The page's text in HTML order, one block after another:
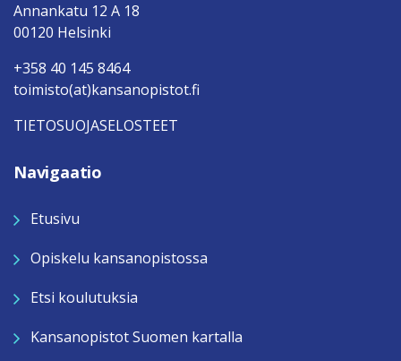
Annankatu 12 A 18
00120 Helsinki
+358 40 145 8464
toimisto(at)kansanopistot.fi
TIETOSUOJASELOSTEET
Navigaatio
Etusivu
Opiskelu kansanopistossa
Etsi koulutuksia
Kansanopistot Suomen kartalla